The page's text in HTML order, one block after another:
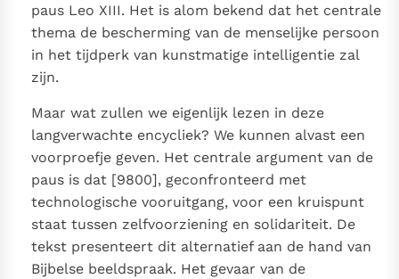
heiligheid
Berichten
Het Vaticaan publiceert een nieuwe Latijnse uitgave
van het Romeins martyrologium
Vaticaanse financiële waakhond verliest autonomie
Paus spreekt het Wereldvoedselprogramma toe
Paus Leo XIV in Pavia: "De stad is zowel een gave als
een taak"
Paus in Pavia: St. Augustinus toont ons de noodzaak om
"naar het innerlijk" toe te keren.
RK Documenten stelt heel veel belangrijke
kerkelijke documenten van de Rooms
Katholieke Kerk in het Nederlands beschikbaar
paus Leo XIII. Het is alom bekend dat het centrale
thema de bescherming van de menselijke persoon
in het tijdperk van kunstmatige intelligentie zal
zijn.
Maar wat zullen we eigenlijk lezen in deze
langverwachte encycliek? We kunnen alvast een
voorproefje geven. Het centrale argument van de
paus is dat [9800], geconfronteerd met
technologische vooruitgang, voor een kruispunt
staat tussen zelfvoorziening en solidariteit. De
tekst presenteert dit alternatief aan de hand van
Bijbelse beeldspraak. Het gevaar van de